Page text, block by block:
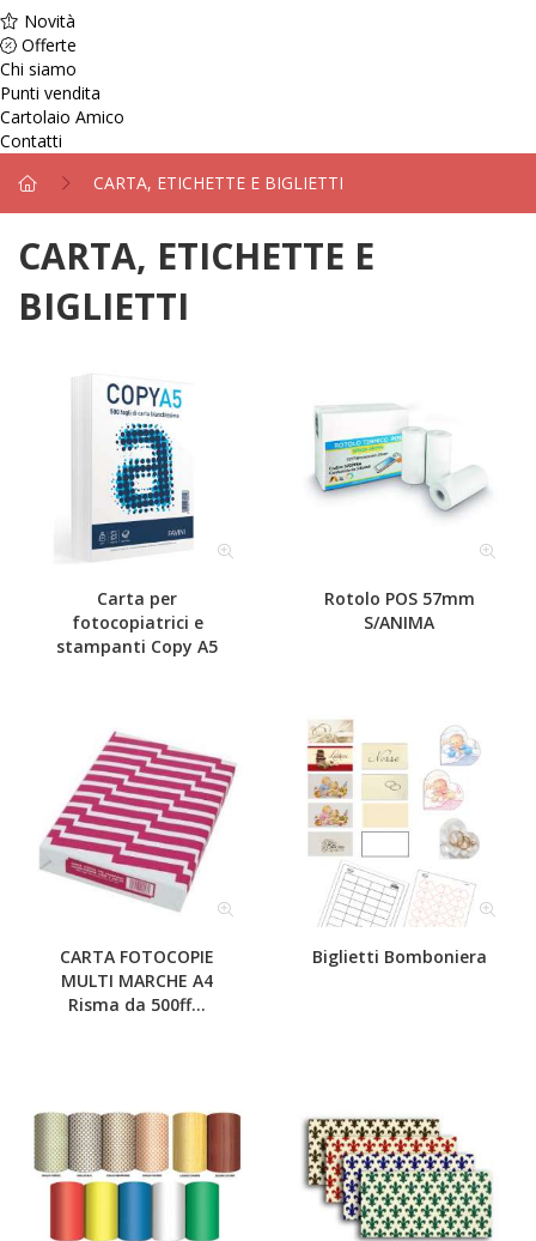
Novità
Offerte
Chi siamo
Punti vendita
Cartolaio Amico
Contatti
CARTA, ETICHETTE E BIGLIETTI
CARTA, ETICHETTE E
BIGLIETTI
Carta per
fotocopiatrici e
stampanti Copy A5
Rotolo POS 57mm
S/ANIMA
CARTA FOTOCOPIE
MULTI MARCHE A4
Risma da 500ff...
Biglietti Bomboniera